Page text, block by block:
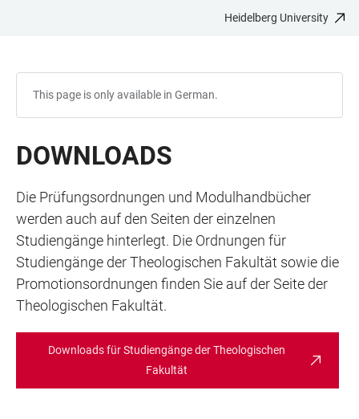
Heidelberg University
This page is only available in German.
DOWNLOADS
Die Prüfungsordnungen und Modulhandbücher
werden auch auf den Seiten der einzelnen
Studiengänge hinterlegt. Die Ordnungen für
Studiengänge der Theologischen Fakultät sowie die
Promotionsordnungen finden Sie auf der Seite der
Theologischen Fakultät.
Downloads für Studiengänge der Theologischen
Fakultät